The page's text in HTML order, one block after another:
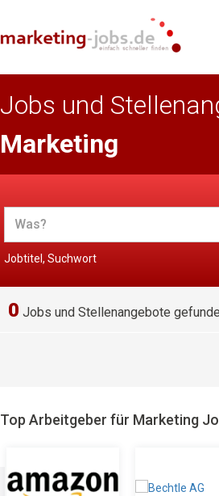
Jobs und
Marketing
Jobtitel, Suchwort
0 Jobs und Stellenangebote
Top Arbeitgeber für Marketing